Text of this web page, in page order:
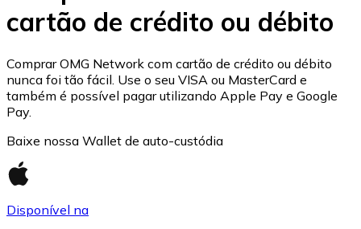
Ethereum
ETH
cartão de crédito ou débito
Comprar OMG Network com cartão de crédito ou débito
nunca foi tão fácil. Use o seu VISA ou MasterCard e
também é possível pagar utilizando Apple Pay e Google
Pay.
Baixe nossa Wallet de auto-custódia
Disponível na